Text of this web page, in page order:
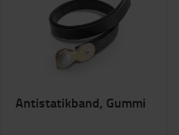
Antistatikband, Gummi